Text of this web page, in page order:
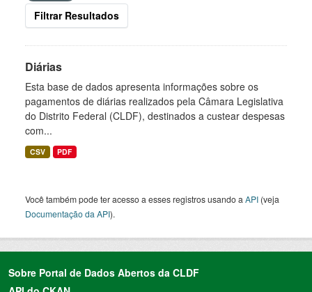
Filtrar Resultados
Diárias
Esta base de dados apresenta informações sobre os
pagamentos de diárias realizados pela Câmara Legislativa
do Distrito Federal (CLDF), destinados a custear despesas
com...
CSV PDF
Você também pode ter acesso a esses registros usando a API (veja
Documentação da API).
Sobre Portal de Dados Abertos da CLDF